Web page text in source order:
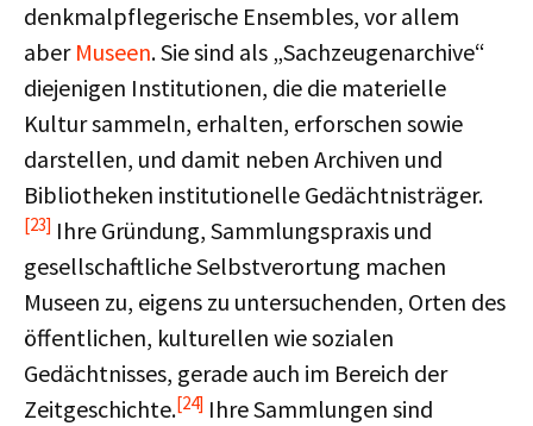
denkmalpflegerische Ensembles, vor allem
aber Museen. Sie sind als „Sachzeugenarchive“
diejenigen Institutionen, die die materielle
Kultur sammeln, erhalten, erforschen sowie
darstellen, und damit neben Archiven und
Bibliotheken institutionelle Gedächtnisträger.
[23] Ihre Gründung, Sammlungspraxis und
gesellschaftliche Selbstverortung machen
Museen zu, eigens zu untersuchenden, Orten des
öffentlichen, kulturellen wie sozialen
Gedächtnisses, gerade auch im Bereich der
Zeitgeschichte.[24] Ihre Sammlungen sind